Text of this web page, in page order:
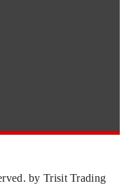
by Trisit Trading